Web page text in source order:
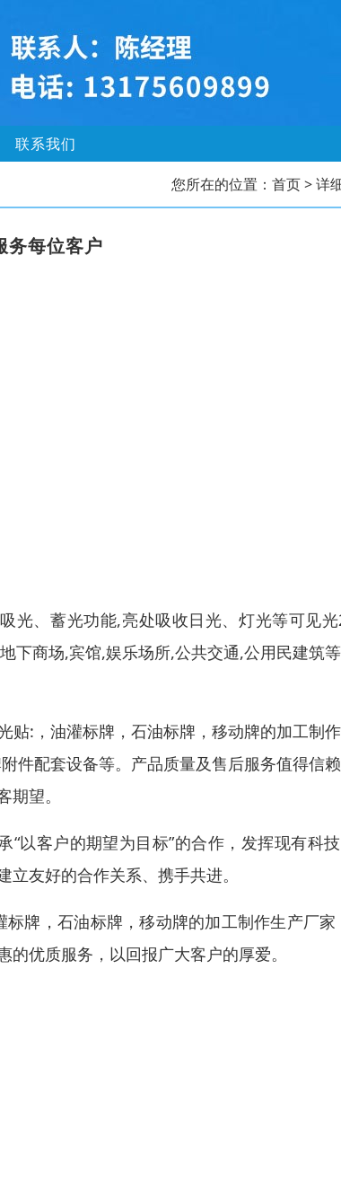
联系我们
您所在的位置： 首页> 详
务每位客户
光、蓄光功能,亮处吸收日光、灯光等可见
下商场,宾馆,娱乐场所,公共交通,公用民建筑
贴:，油灌标牌，石油标牌，移动牌的加工制
件配套设备等。产品质量及售后服务值得信
望。
以客户的期望为目标”的合作，发挥现有科
友好的合作关系、携手共进。
牌，石油标牌，移动牌的加工制作生产厂家
优质服务，以回报广大客户的厚爱。